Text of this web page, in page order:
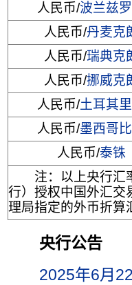
人民币/波兰兹
人民币/丹麦克
人民币/瑞典克
人民币/挪威克
人民币/土耳其
人民币/墨西哥
人民币/泰铢
注：以上央行汇
行）授权中国外汇交
理局指定的外币折算
央行公告
2025年6月